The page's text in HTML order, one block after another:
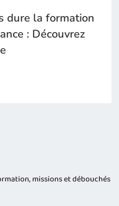
dure la formation
: Découvrez
missions et débouchés